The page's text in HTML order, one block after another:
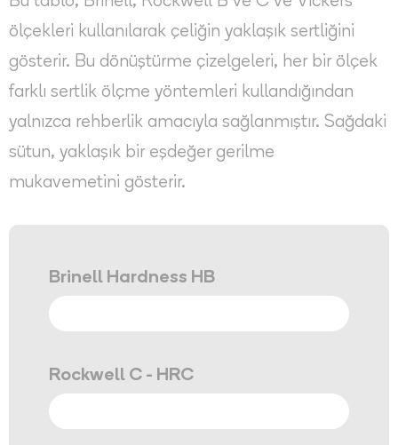
ölçekleri kullanılarak çeliğin yaklaşık sertliğini
gösterir. Bu dönüştürme çizelgeleri, her bir ölçek
farklı sertlik ölçme yöntemleri kullandığından
yalnızca rehberlik amacıyla sağlanmıştır. Sağdaki
sütun, yaklaşık bir eşdeğer gerilme
mukavemetini gösterir.
Brinell Hardness HB
Rockwell C - HRC